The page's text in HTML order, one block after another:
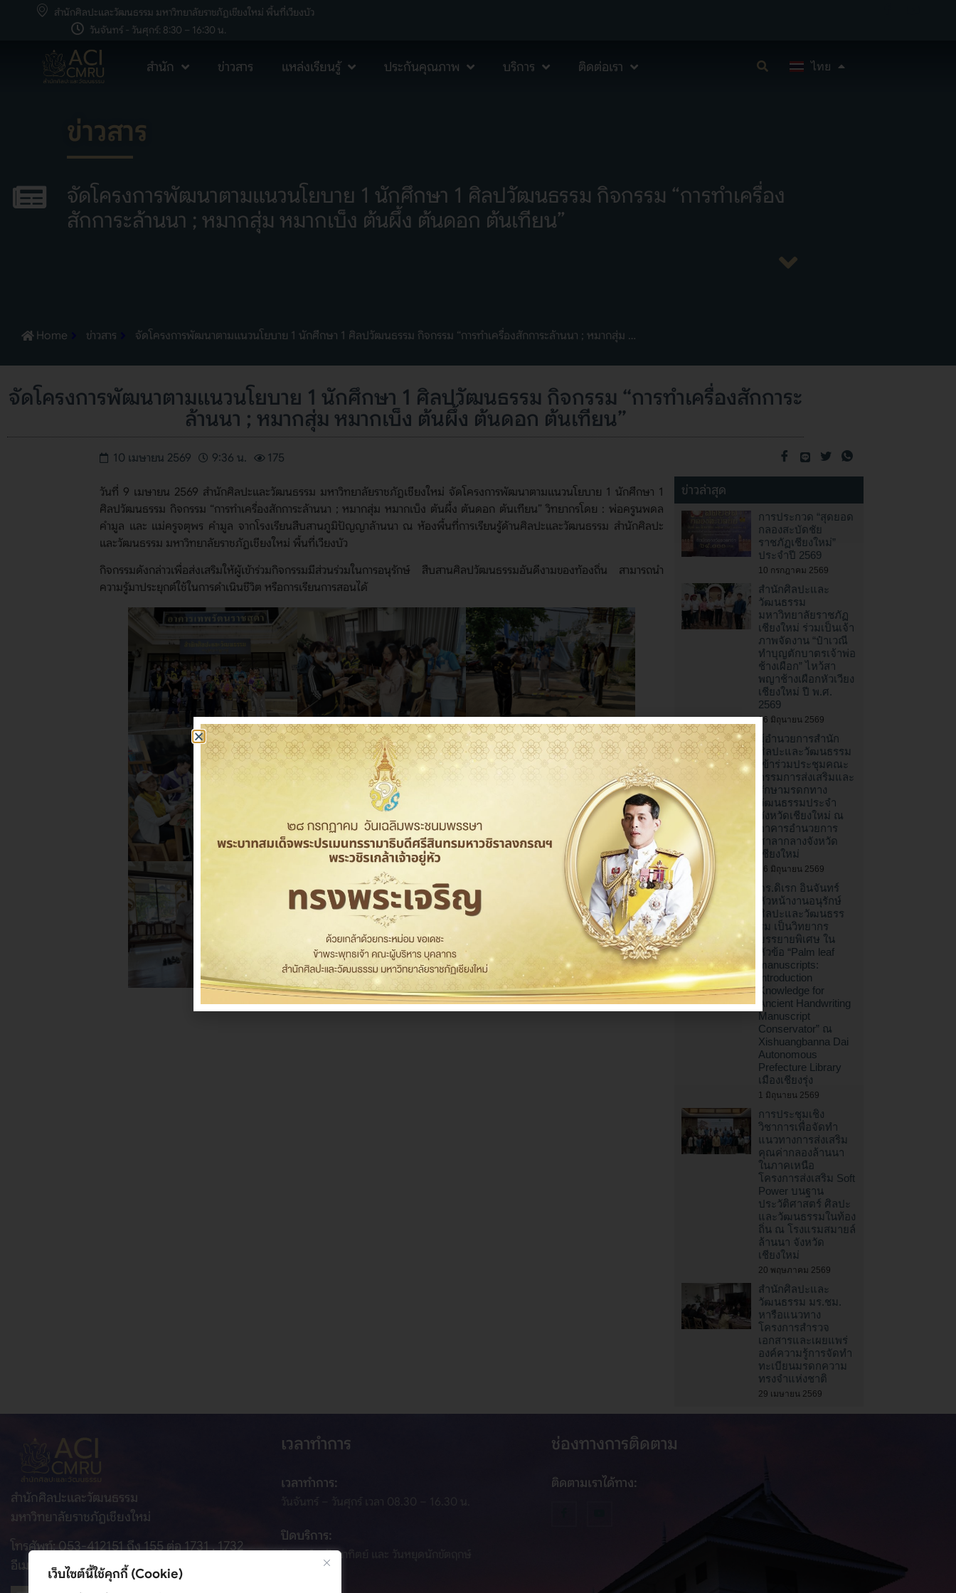
เว็บไซต์นี้ใช้คุกกี้ (Cookie)
สำนักศิลปะและวัฒนธรรม มหาวิทยาลัยราชภัฏเชียงใหม่ พื้นที่เวียงบัว
วันจันทร์ - วันศุกร์: 8:30 – 16:30 น.
สำนัก ข่าวสาร แหล่งเรียนรู้ ประกันคุณภาพ บริการ ติดต่อเรา ไทย
English
ข่าวสาร
จัดโครงการพัฒนาตามแนวนโยบาย 1 นักศึกษา 1 ศิลปวัฒนธรรม กิจกรรม “การทำเครื่อง
สักการะล้านนา ; หมากสุ่ม หมากเบ็ง ต้นผึ้ง ต้นดอก ต้นเทียน”
Home ข่าวสาร จัดโครงการพัฒนาตามแนวนโยบาย 1 นักศึกษา 1 ศิลปวัฒนธรรม กิจกรรม “การทำเครื่องสักการะล้านนา ; หมากสุ่ม …
จัดโครงการพัฒนาตามแนวนโยบาย 1 นักศึกษา 1 ศิลปวัฒนธรรม กิจกรรม “การทำเครื่องสักการะ
ล้านนา ; หมากสุ่ม หมากเบ็ง ต้นผึ้ง ต้นดอก ต้นเทียน”
10 เมษายน 2569 9:36 น. 175
วันที่ 9 เมษายน 2569 สำนักศิลปะและวัฒนธรรม มหาวิทยาลัยราชภัฏเชียงใหม่ จัดโครงการพัฒนาตามแนวนโยบาย 1 นักศึกษา 1
ศิลปวัฒนธรรม กิจกรรม “การทำเครื่องสักการะล้านนา ; หมากสุ่ม หมากเบ็ง ต้นผึ้ง ต้นดอก ต้นเทียน” วิทยากรโดย : พ่อครูนพดล
คำมูล และ แม่ครูจตุพร คำมูล จากโรงเรียนสืบสานภูมิปัญญาล้านนา ณ ห้องพื้นที่การเรียนรู้ด้านศิลปะและวัฒนธรรม สำนักศิลปะ
และวัฒนธรรม มหาวิทยาลัยราชภัฏเชียงใหม่ พื้นที่เวียงบัว
กิจกรรมดังกล่าวเพื่อส่งเสริมให้ผู้เข้าร่วมกิจกรรมมีส่วนร่วมในการอนุรักษ์ สืบสานศิลปวัฒนธรรมอันดีงามของท้องถิ่น สามารถนำ
ความรู้มาประยุกต์ใช้ในการดำเนินชีวิต หรือการเรียนการสอนได้
ข่าวล่าสุด
การประกวด “สุดยอด
กลองสะบัดชัย
ราชภัฏเชียงใหม่”
ประจำปี 2569
10 กรกฎาคม 2569
สำนักศิลปะและ
วัฒนธรรม
มหาวิทยาลัยราชภัฏ
เชียงใหม่ ร่วมเป็นเจ้า
ภาพจัดงาน “ป๋าเวณี
ทำบุญตักบาตรเจ้าพ่อ
ช้างเผือก” ไหว้สา
พญาช้างเผือกหัวเวียง
เชียงใหม่ ปี พ.ศ.
2569
16 มิถุนายน 2569
ผู้อำนวยการสำนัก
ศิลปะและวัฒนธรรม
เข้าร่วมประชุมคณะ
กรรมการส่งเสริมและ
รักษามรดกทาง
วัฒนธรรมประจำ
จังหวัดเชียงใหม่ ณ
อาคารอำนวยการ
ศาลากลางจังหวัด
เชียงใหม่
16 มิถุนายน 2569
ดร.ดิเรก อินจันทร์
หัวหน้างานอนุรักษ์
ศิลปะและวัฒนธรร
รม เป็นวิทยากร
บรรยายพิเศษ ใน
หัวข้อ “Palm leaf
manuscripts:
Introduction
Knowledge for
Ancient Handwriting
Manuscript
Conservator” ณ
Xishuangbanna Dai
Autonomous
Prefecture Library
เมืองเชียงรุ่ง
1 มิถุนายน 2569
การประชุมเชิง
วิชาการเพื่อจัดทำ
แนวทางการส่งเสริม
คุณค่ากลองล้านนา
ในภาคเหนือ
โครงการส่งเสริม Soft
Power บนฐาน
ประวัติศาสตร์ ศิลปะ
และวัฒนธรรมในท้อง
ถิ่น ณ โรงแรมสมายล์
ล้านนา จังหวัด
เชียงใหม่
20 พฤษภาคม 2569
สำนักศิลปะและ
วัฒนธรรม มร.ชม.
หารือแนวทาง
โครงการสำรวจ
เอกสารและเผยแพร่
องค์ความรู้การจัดทำ
ทะเบียนมรดกความ
ทรงจำแห่งชาติ
29 เมษายน 2569
สำนักศิลปะและวัฒนธรรม
มหาวิทยาลัยราชภัฏเชียงใหม่
โทรศัพท์: 053-412151 ถึง 155 ต่อ 1731 , 1732
อีเมล: culture@cmru.ac.th
เวลาทำการ
เวลาทำการ:
วันจันทร์ – วันศุกร์ เวลา 08.30 – 16.30 น.
ปิดบริการ:
วันเสาร์ – วันอาทิตย์ และ วันหยุดนักขัตฤกษ์
ช่องทางการติดตาม
ติดตามเราได้ทาง: